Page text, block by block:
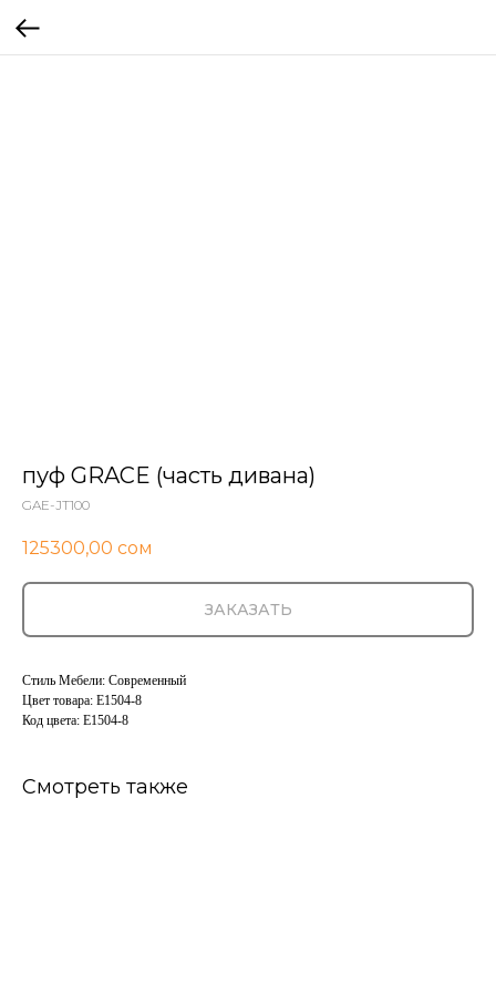
пуф GRACE (часть дивана)
GAE-JT100
125300,00 сом
ЗАКАЗАТЬ
Стиль Мебели: Современный
Цвет товара: E1504-8
Код цвета: E1504-8
Смотреть также